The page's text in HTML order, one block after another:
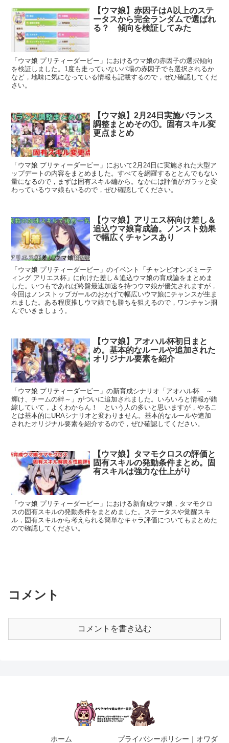
【ウマ娘】赤因子はA以上のステ
ータスから完全ランダムで選ばれ
る？ 傾向を検証してみた
「ウマ娘 プリティーダービー」におけるウマ娘の赤因子の選択傾向
を検証しました。1度も走っていないバ場の赤因子でも選択されるか
など，地味に気になっている情報も記載するので，ぜひ確認してくだ
さい。
【ウマ娘】2月24日実施バランス
調整まとめその①。固有スキル変
更点まとめ
「ウマ娘 プリティーダービー」において2月24日に実施された大型ア
ップデートの内容をまとめました。すべてを網羅するととんでもない
量になるので，まずは固有スキル編から。なかには評価がガラッと変
わっているウマ娘もいるので，ぜひ確認してください。
【ウマ娘】アリエス杯向け差し＆
追込ウマ娘育成論。ノンスト効果
で幅広くチャンスあり
「ウマ娘 プリティーダービー」のイベント「チャンピオンズミーテ
ィング アリエス杯」に向けた差し＆追込ウマ娘の育成論をまとめま
した。いつもであれば終盤最速加速を持つウマ娘が優先されますが，
今回はノンストップガールのおかげで幅広いウマ娘にチャンスが生ま
れました。ある程度推しウマ娘でも勝ちを狙えるので，ワンチャン掴
んでいきましょう。
【ウマ娘】アオハル杯初日まと
め。基本的なルールや追加された
オリジナル要素を紹介
「ウマ娘 プリティーダービー」の新育成シナリオ「アオハル杯 ～
輝け、チームの絆～」がついに追加されました。いろいろと情報が錯
綜していて，よくわからん！ という人の多いと思いますが，やるこ
とは基本的にURAシナリオと変わりません。基本的なルールや追加
されたオリジナル要素を紹介するので，ぜひ確認してください。
【ウマ娘】タマモクロスの評価と
固有スキルの発動条件まとめ。固
有スキルは強力な仕上がり
「ウマ娘 プリティーダービー」における新育成ウマ娘，タマモクロ
スの固有スキルの発動条件をまとめました。ステータスや覚醒スキ
ル，固有スキルから考えられる簡単なキャラ評価についてもまとめた
ので確認してください。
コメント
コメントを書き込む
ホーム プライバシーポリシー｜オワダ